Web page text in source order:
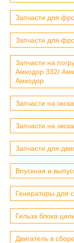
Запчасти для
Запчасти для
Запчасти на
Амкодор 332/
Амкодор
Запчасти на
Запчасти на
Запчасти для
Впускная и
Генераторы для
Гильза блока
Двигатель в